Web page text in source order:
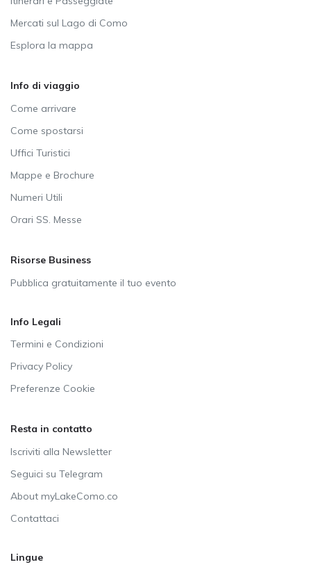
Mercati sul Lago di Como
Esplora la mappa
Info di viaggio
Come arrivare
Come spostarsi
Uffici Turistici
Mappe e Brochure
Numeri Utili
Orari SS. Messe
Risorse Business
Pubblica gratuitamente il tuo evento
Info Legali
Termini e Condizioni
Privacy Policy
Preferenze Cookie
Resta in contatto
Iscriviti alla Newsletter
Seguici su Telegram
About myLakeComo.co
Contattaci
Lingue